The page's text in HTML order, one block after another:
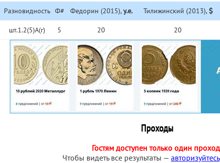
Разновидность Ф# Федорин (2015),у.е. Тилижинский (2013),
шт.1.2(5)А(г) 5 20 20
Проходы
Гостям доступен только один
Чтобы видеть все результаты — авторизуйтесь